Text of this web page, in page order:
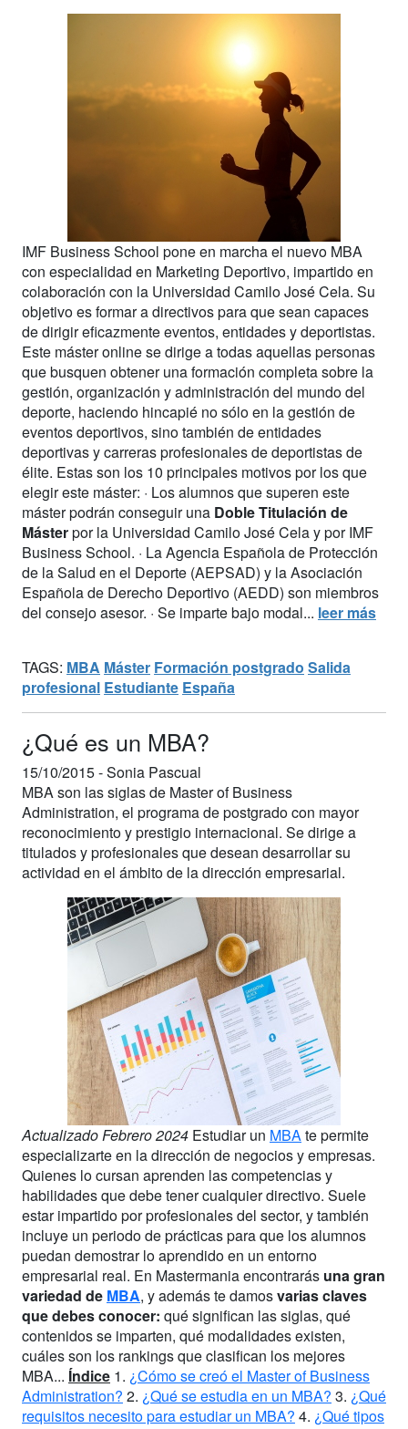
IMF Business School pone en marcha el nuevo MBA
con especialidad en Marketing Deportivo, impartido en
colaboración con la Universidad Camilo José Cela. Su
objetivo es formar a directivos para que sean capaces
de dirigir eficazmente eventos, entidades y deportistas.
Este máster online se dirige a todas aquellas personas
que busquen obtener una formación completa sobre la
gestión, organización y administración del mundo del
deporte, haciendo hincapié no sólo en la gestión de
eventos deportivos, sino también de entidades
deportivas y carreras profesionales de deportistas de
élite. Estas son los 10 principales motivos por los que
elegir este máster: · Los alumnos que superen este
máster podrán conseguir una Doble Titulación de
Másterpor la Universidad Camilo José Cela y por IMF
Business School. · La Agencia Española de Protección
de la Salud en el Deporte (AEPSAD) y la Asociación
Española de Derecho Deportivo (AEDD) son miembros
del consejo asesor. · Se imparte bajo modal... leer más
TAGS: MBA Máster Formación postgrado Salida
profesional Estudiante España
¿Qué es un MBA?
15/10/2015 -Sonia Pascual
MBA son las siglas de Master of Business
Administration, el programa de postgrado con mayor
reconocimiento y prestigio internacional. Se dirige a
titulados y profesionales que desean desarrollar su
actividad en el ámbito de la dirección empresarial.
Actualizado Febrero 2024 Estudiar un MBA te permite
especializarte en la dirección de negocios y empresas.
Quienes lo cursan aprenden las competencias y
habilidades que debe tener cualquier directivo. Suele
estar impartido por profesionales del sector, y también
incluye un periodo de prácticas para que los alumnos
puedan demostrar lo aprendido en un entorno
empresarial real. En Mastermania encontrarás una gran
variedad de MBA, y además te damosvarias claves
que debes conocer: qué significan las siglas, qué
contenidos se imparten, qué modalidades existen,
cuáles son los rankings que clasifican los mejores
MBA... Índice 1. ¿Cómo se creó el Master of Business
Administration? 2. ¿Qué se estudia en un MBA? 3. ¿Qué
requisitos necesito para estudiar un MBA? 4. ¿Qué tipos